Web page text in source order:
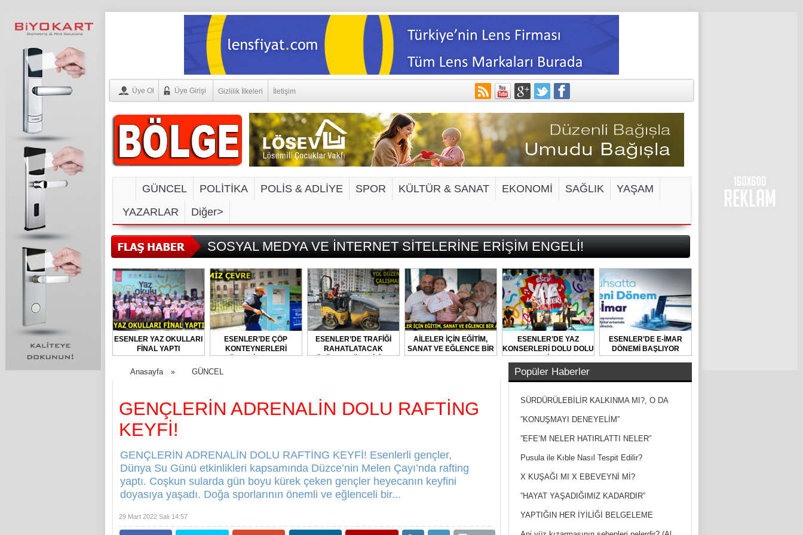
Üye Ol Üye Girişi Gizlilik İlkeleri İletişim
GÜNCEL POLİTİKA POLİS & ADLİYE SPOR KÜLTÜR & SANAT EKONOMİ SAĞLIK
YAŞAM
YAZARLAR
Diğer>
SOSYAL MEDYA VE İNTERNET SİTELERİNE ERİŞİM ENGELİ!
ESENLER YAZ OKULLARI
FİNAL YAPTI
ESENLER’DE ÇÖP
KONTEYNERLERİ
DÜZENLİ OLARAK
DEZENFEKTE EDİLİYOR
ESENLER’DE TRAFİĞİ
RAHATLATACAK
ÇÖZÜMLER ÜRETİLİYOR
AİLELER İÇİN EĞİTİM,
SANAT VE EĞLENCE BİR
ARADA
ESENLER’DE YAZ
KONSERLERİ DOLU DOLU
GEÇİYOR
ESENLER’DE E-İMAR
DÖNEMİ BAŞLIYOR
Anasayfa » GÜNCEL
GENÇLERİN ADRENALİN DOLU RAFTİNG
KEYFİ!
GENÇLERİN ADRENALİN DOLU RAFTİNG KEYFİ! Esenlerli gençler,
Dünya Su Günü etkinlikleri kapsamında Düzce’nin Melen Çayı’nda rafting
yaptı. Coşkun sularda gün boyu kürek çeken gençler heyecanın keyfini
doyasıya yaşadı. Doğa sporlarının önemli ve eğlenceli bir...
29 Mart 2022 Salı 14:57
Popüler Haberler
SÜRDÜRÜLEBİLİR KALKINMA MI?, O DA
NEYMİŞ?
”KONUŞMAYI DENEYELİM”
”EFE’M NELER HATIRLATTI NELER”
Pusula ile Kıble Nasıl Tespit Edilir?
X KUŞAĞI MI X EBEVEYNİ Mİ?
”HAYAT YAŞADIĞIMIZ KADARDIR”
YAPTIĞIN HER İYİLİĞİ BELGELEME